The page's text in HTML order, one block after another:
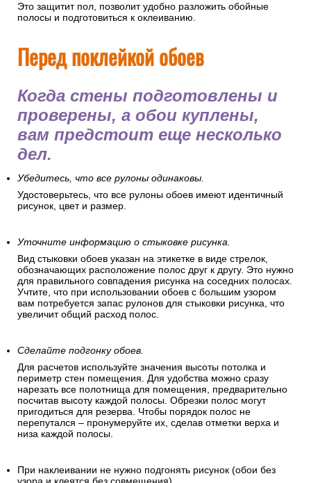
Это защитит пол, позволит удобно разложить обойные
полосы и подготовиться к оклеиванию.
Перед поклейкой обоев
Когда стены подготовлены и
проверены, а обои куплены,
вам предстоит еще несколько
дел.
Убедитесь, что все рулоны одинаковы.
Удостоверьтесь, что все рулоны обоев имеют идентичный
рисунок, цвет и размер.
Уточните информацию о стыковке рисунка.
Вид стыковки обоев указан на этикетке в виде стрелок,
обозначающих расположение полос друг к другу. Это нужно
для правильного совпадения рисунка на соседних полосах.
Учтите, что при использовании обоев с большим узором
вам потребуется запас рулонов для стыковки рисунка, что
увеличит общий расход полос.
Сделайте подгонку обоев.
Для расчетов используйте значения высоты потолка и
периметр стен помещения. Для удобства можно сразу
нарезать все полотнища для помещения, предварительно
посчитав высоту каждой полосы. Обрезки полос могут
пригодиться для резерва. Чтобы порядок полос не
перепутался – пронумеруйте их, сделав отметки верха и
низа каждой полосы.
При наклеивании не нужно подгонять рисунок (обои без